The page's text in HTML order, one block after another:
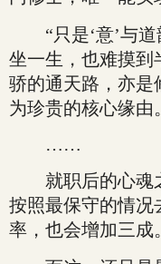
“只是‘意’与道
坐一生，也难摸到
骄的通天路，亦是
为珍贵的核心缘由
……
就职后的心魂
按照最保守的情况
率，也会增加三成。